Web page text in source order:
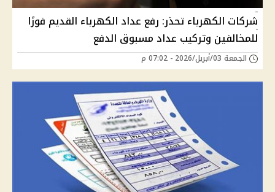
شركات الكهرباء تحذر: رفع عداد الكهرباء القديم فورًا
للمخالفين وتركيب عداد مسبوق الدفع
الجمعة 03/أبريل/2026 - 07:02 م